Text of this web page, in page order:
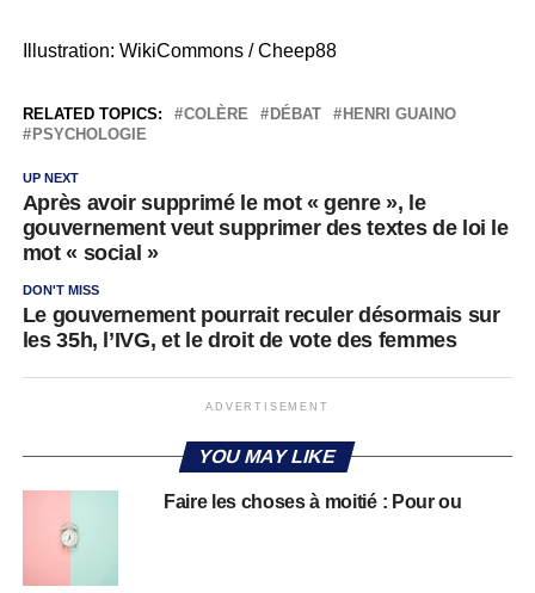
Illustration: WikiCommons / Cheep88
RELATED TOPICS: COLÈRE DÉBAT
HENRI GUAINO
PSYCHOLOGIE
UP NEXT
Après avoir supprimé le mot « genre », le
gouvernement veut supprimer des textes de loi le
mot « social »
DON'T MISS
Le gouvernement pourrait reculer désormais sur
les 35h, l’IVG, et le droit de vote des femmes
ADVERTISEMENT
YOU MAY LIKE
Faire les choses à moitié : Pour ou